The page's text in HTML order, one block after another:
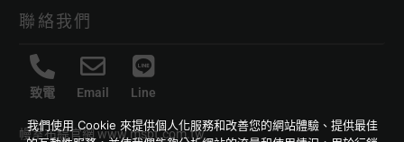
聯絡我們
致電 Email Line
幔室布緹官網www.msbt.com.tw
我們使用 Cookie 來提供個人化服務和改善您的網站體驗、提供最佳